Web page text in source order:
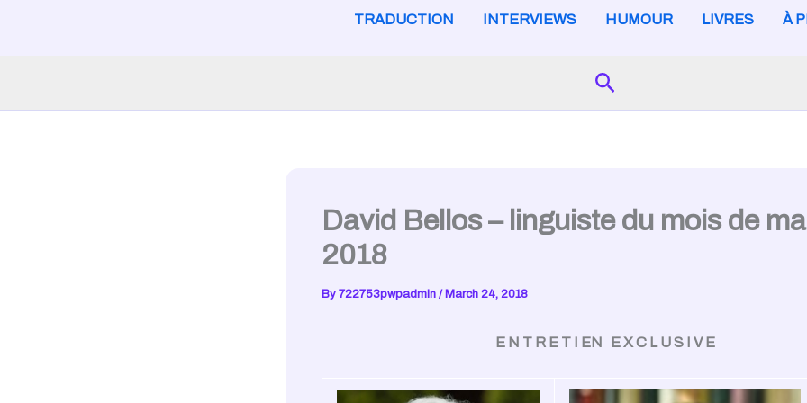
TRADUCTION INTERVIEWS HUMOUR LIVRES À
Search
David Bellos – linguiste du mois de
2018
By 722753pwpadmin / March 24, 2018
E N T R E T I EN E X C L U S I V E